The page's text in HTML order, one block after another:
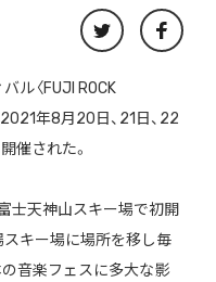
ル〈FUJI ROCK
2021年8月20日、21日、22
催された。
士天神山スキー場で初開
キー場に場所を移し毎
音楽フェスに多大な影